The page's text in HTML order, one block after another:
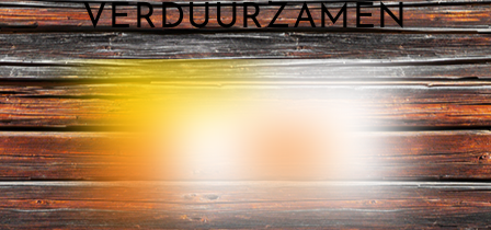
VERDUURZAMEN